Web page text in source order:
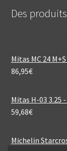
Des produits
Mitas MC 24
86,95€
Mitas H-03 3.25
59,68€
Michelin